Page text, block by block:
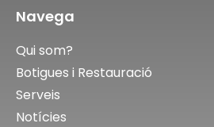
Navega
Qui som?
Botigues i Restauració
Serveis
Notícies